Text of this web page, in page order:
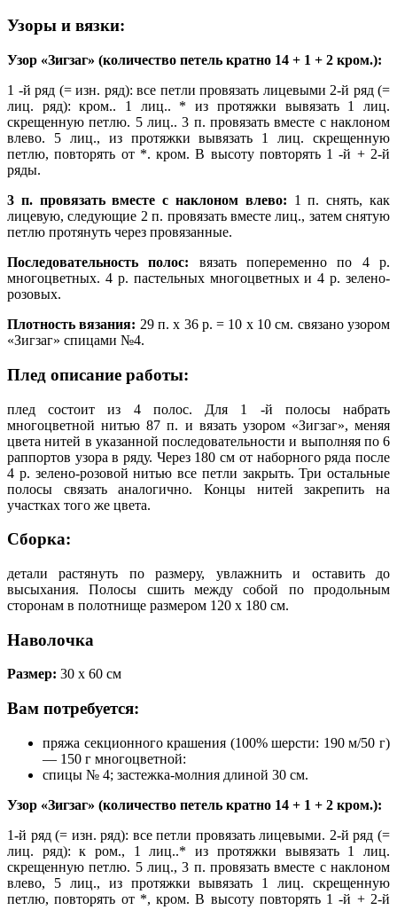
Узоры и вязки:
Узор «Зигзаг» (количество петель кратно 14 + 1 + 2 кром.):
1 -й ряд (= изн. ряд): все петли провязать лицевыми 2-й ряд (=
лиц. ряд): кром.. 1 лиц.. * из протяжки вывязать 1 лиц.
скрещенную петлю. 5 лиц.. 3 п. провязать вместе с наклоном
влево. 5 лиц., из протяжки вывязать 1 лиц. скрещенную
петлю, повторять от *. кром. В высоту повторять 1 -й + 2-й
ряды.
3 п. провязать вместе с наклоном влево: 1 п. снять, как
лицевую, следующие 2 п. провязать вместе лиц., затем снятую
петлю протянуть через провязанные.
Последовательность полос: вязать попеременно по 4 р.
многоцветных. 4 р. пастельных многоцветных и 4 р. зелено-
розовых.
Плотность вязания: 29 п. х 36 р. = 10 х 10 см. связано узором
«Зигзаг» спицами №4.
Плед описание работы:
плед состоит из 4 полос. Для 1 -й полосы набрать
многоцветной нитью 87 п. и вязать узором «Зигзаг», меняя
цвета нитей в указанной последовательности и выполняя по 6
раппортов узора в ряду. Через 180 см от наборного ряда после
4 р. зелено-розовой нитью все петли закрыть. Три остальные
полосы связать аналогично. Концы нитей закрепить на
участках того же цвета.
Сборка:
детали растянуть по размеру, увлажнить и оставить до
высыхания. Полосы сшить между собой по продольным
сторонам в полотнище размером 120 х 180 см.
Наволочка
Размер: 30 х 60 см
Вам потребуется:
пряжа секционного крашения (100% шерсти: 190 м/50 г)
— 150 г многоцветной:
спицы № 4; застежка-молния длиной 30 см.
Узор «Зигзаг» (количество петель кратно 14 + 1 + 2 кром.):
1-й ряд (= изн. ряд): все петли провязать лицевыми. 2-й ряд (=
лиц. ряд): к ром., 1 лиц..* из протяжки вывязать 1 лиц.
скрещенную петлю. 5 лиц., 3 п. провязать вместе с наклоном
влево, 5 лиц., из протяжки вывязать 1 лиц. скрещенную
петлю, повторять от *, кром. В высоту повторять 1 -й + 2-й